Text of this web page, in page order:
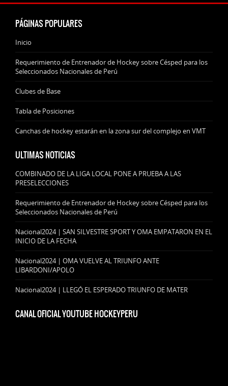
PÁGINAS POPULARES
Inicio
Requerimiento de Entrenador de Hockey sobre Césped para los
Seleccionados Nacionales de Perú
Clubes de Base
Tabla de Posiciones
Canchas de hockey estarán en la zona sur del complejo en VMT
ULTIMAS NOTICIAS
COMBINADO DE LA LIGA LOCAL PONE A PRUEBA A LAS
PRESELECCIONES
Requerimiento de Entrenador de Hockey sobre Césped para los
Seleccionados Nacionales de Perú
Nacional2024 | SAN SILVESTRE SPORT Y OMA EMPATARON EN EL
INICIO DE LA FECHA
Nacional2024 | OMA VUELVE AL TRIUNFO ANTE
LIBARDONI/APOLO
Nacional2024 | LLEGÓ EL ESPERADO TRIUNFO DE MATER
CANAL OFICIAL YOUTUBE HOCKEYPERU